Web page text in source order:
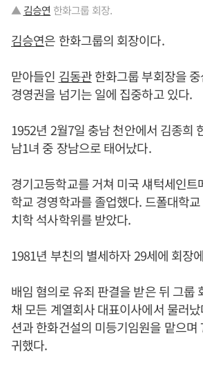
▲ 김승연 한화그룹 회장.
김승연은 한화그룹의 회장이다.
맏아들인 김동관한화그룹 부회장을
경영권을 넘기는 일에 집중하고 있다.
1952년 2월7일 충남 천안에서 김종희
남1녀 중 장남으로 태어났다.
경기고등학교를 거쳐 미국 섀턱세인트
학교 경영학과를 졸업했다. 드폴대학
치학 석사학위를 받았다.
1981년 부친의 별세하자 29세에 회장
배임 혐의로 유죄 판결을 받은 뒤 그룹
채 모든 계열회사 대표이사에서 물러
션과 한화건설의 미등기임원을 맡으며
귀했다.